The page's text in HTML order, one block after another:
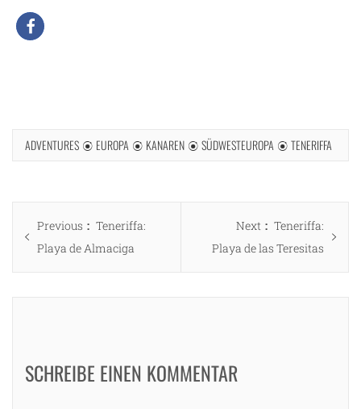
ADVENTURES EUROPA KANAREN SÜDWESTEUROPA TENERIFFA
Beitragsnavigation
Previous
Previous
post:
Teneriffa:
Playa de Almaciga
Next
Next
post:
Teneriffa:
Playa de las Teresitas
SCHREIBE EINEN KOMMENTAR